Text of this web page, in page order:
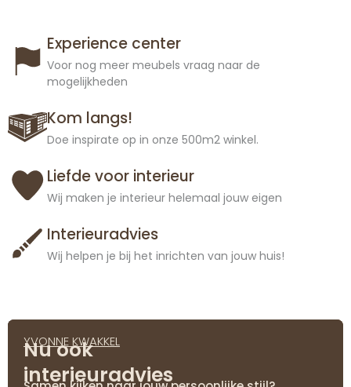
Experience center
Voor nog meer meubels vraag naar de
mogelijkheden
Kom langs!
Doe inspirate op in onze 500m2 winkel.
Liefde voor interieur
Wij maken je interieur helemaal jouw eigen
Interieuradvies
Wij helpen je bij het inrichten van jouw huis!
YVONNE KWAKKEL
Nu ook
interieuradvies